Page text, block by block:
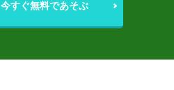
今すぐ無料であそぶ